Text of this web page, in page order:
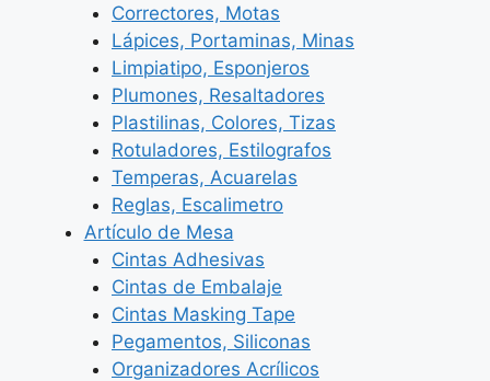
Correctores, Motas
Lápices, Portaminas, Minas
Limpiatipo, Esponjeros
Plumones, Resaltadores
Plastilinas, Colores, Tizas
Rotuladores, Estilografos
Temperas, Acuarelas
Reglas, Escalimetro
Artículo de Mesa
Cintas Adhesivas
Cintas de Embalaje
Cintas Masking Tape
Pegamentos, Siliconas
Organizadores Acrílicos